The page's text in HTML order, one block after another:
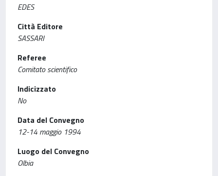
EDES
Città Editore
SASSARI
Referee
Comitato scientifico
Indicizzato
No
Data del Convegno
12-14 maggio 1994
Luogo del Convegno
Olbia